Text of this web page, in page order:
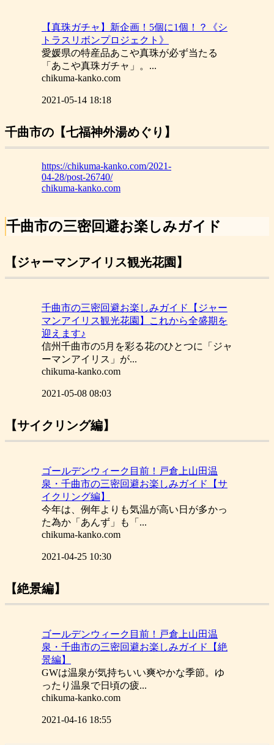
【真珠ガチャ】新企画！5個に1個！？《シ
トラスリボンプロジェクト》
愛媛県の特産品あこや真珠が必ず当たる
「あこや真珠ガチャ」。...
chikuma-kanko.com
2021-05-14 18:18
千曲市の【七福神外湯めぐり】
https://chikuma-kanko.com/2021-
04-28/post-26740/
chikuma-kanko.com
千曲市の三密回避お楽しみガイド
【ジャーマンアイリス観光花園】
千曲市の三密回避お楽しみガイド【ジャー
マンアイリス観光花園】これから全盛期を
迎えます♪
信州千曲市の5月を彩る花のひとつに「ジャ
ーマンアイリス」が...
chikuma-kanko.com
2021-05-08 08:03
【サイクリング編】
ゴールデンウィーク目前！戸倉上山田温
泉・千曲市の三密回避お楽しみガイド【サ
イクリング編】
今年は、例年よりも気温が高い日が多かっ
た為か「あんず」も「...
chikuma-kanko.com
2021-04-25 10:30
【絶景編】
ゴールデンウィーク目前！戸倉上山田温
泉・千曲市の三密回避お楽しみガイド【絶
景編】
GWは温泉が気持ちいい爽やかな季節。ゆ
ったり温泉で日頃の疲...
chikuma-kanko.com
2021-04-16 18:55